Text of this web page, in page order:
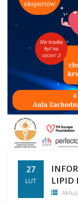
27
LUT
LIPID